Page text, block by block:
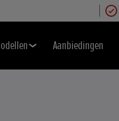
Aanbiedingen